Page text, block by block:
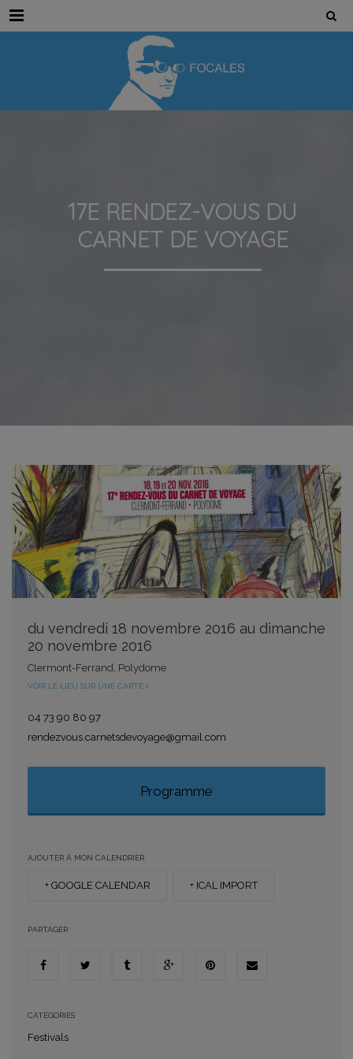
Menu
17E RENDEZ-VOUS DU
CARNET DE VOYAGE
du vendredi 18 novembre 2016 au dimanche
20 novembre 2016
Clermont-Ferrand, Polydome
VOIR LE LIEU SUR UNE CARTE
04 73 90 80 97
rendezvous.carnetsdevoyage@gmail.com
Programme
AJOUTER À MON CALENDRIER
+ GOOGLE CALENDAR + ICAL IMPORT
PARTAGER
CATÉGORIES
Festivals